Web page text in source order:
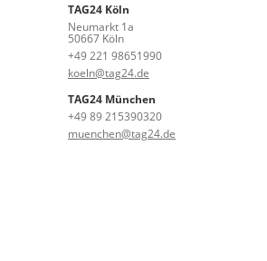
TAG24 Köln
Neumarkt 1a
50667 Köln
+49 221 98651990
koeln@tag24.de
TAG24 München
+49 89 215390320
muenchen@tag24.de